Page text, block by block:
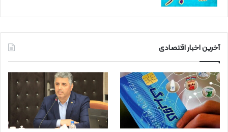
آخرین اخبار اقتصادی